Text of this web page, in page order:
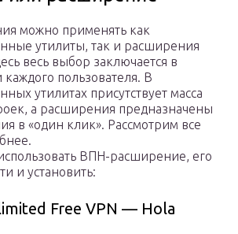
можно применять как
утилиты, так и расширения
весь выбор заключается в
пользователя. В
утилитах присутствует масса
а расширения предназначены
в «один клик». Рассмотрим все
ВПН-расширение, его
и установить:
Free VPN — Hola